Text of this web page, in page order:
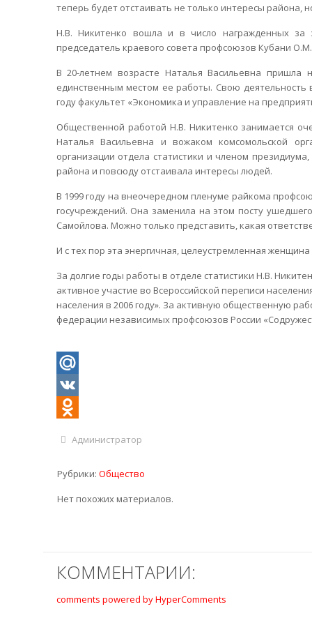
теперь будет отстаивать не только интересы района,
Н.В. Никитенко вошла и в число награжденных за
председатель краевого совета профсоюзов Кубани
В 20-летнем возрасте Наталья Васильевна пришла
единственным местом ее работы. Свою
году факультет «Экономика и управление на
Общественной работой Н.В. Никитенко занимается
Наталья Васильевна и вожаком комсомольской
организации отдела статистики и членом
района и повсюду отстаивала интересы людей.
В 1999 году на внеочередном пленуме райкома
госучреждений. Она заменила на этом посту
Самойлова. Можно только представить, какая
И с тех пор эта энергичная, целеустремленная
За долгие годы работы в отделе статистики Н.В.
активное участие во Всероссийской переписи
населения в 2006 году». За активную общественную
федерации независимых профсоюзов России
Mail.Ru
VK
Администратор
Рубрики: Общество
Нет похожих материалов.
КОММЕНТАРИИ:
comments powered by HyperComments